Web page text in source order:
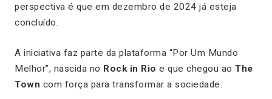
perspectiva é que em dezembro de 2024 já esteja
concluído.
A iniciativa faz parte da plataforma “Por Um Mundo
Melhor”, nascida no Rock in Rio e que chegou ao The
Town com força para transformar a sociedade.